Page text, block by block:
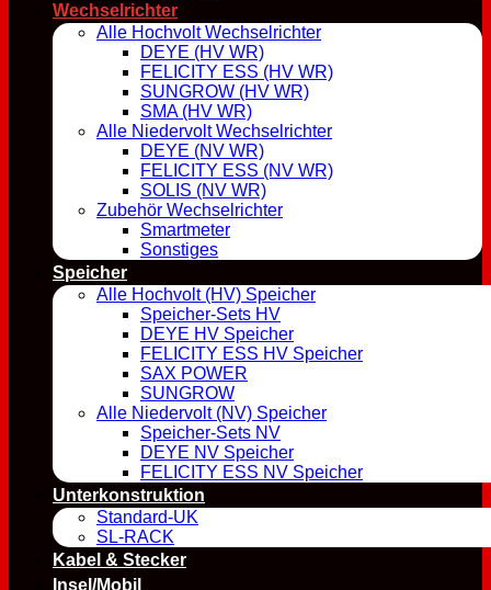
Wechselrichter
Alle Hochvolt Wechselrichter
DEYE (HV WR)
FELICITY ESS (HV WR)
SUNGROW (HV WR)
SMA (HV WR)
Alle Niedervolt Wechselrichter
DEYE (NV WR)
FELICITY ESS (NV WR)
SOLIS (NV WR)
Zubehör Wechselrichter
Smartmeter
Sonstiges
Speicher
Alle Hochvolt (HV) Speicher
Speicher-Sets HV
DEYE HV Speicher
FELICITY ESS HV Speicher
SAX POWER
SUNGROW
Alle Niedervolt (NV) Speicher
Speicher-Sets NV
DEYE NV Speicher
FELICITY ESS NV Speicher
Unterkonstruktion
Standard-UK
SL-RACK
Kabel & Stecker
Insel/Mobil